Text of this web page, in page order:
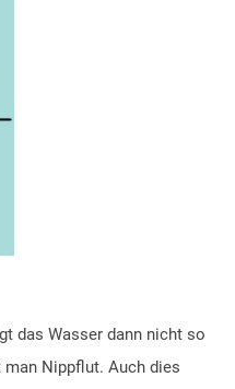
das Wasser dann nicht so
man Nippflut. Auch dies